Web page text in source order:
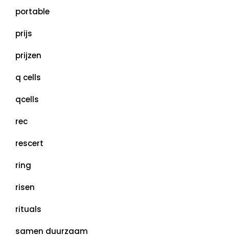
portable
prijs
prijzen
q cells
qcells
rec
rescert
ring
risen
rituals
samen duurzaam